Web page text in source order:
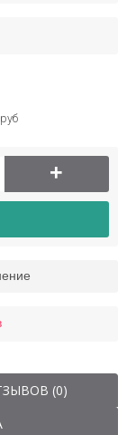
+
(0)